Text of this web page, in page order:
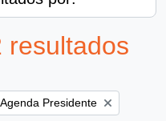
resultados
Remove filter:
Agenda Presidente